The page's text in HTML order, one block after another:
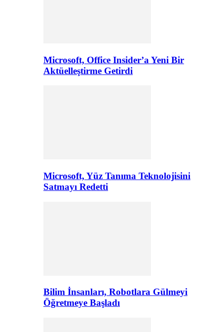
Microsoft, Office Insider’a Yeni Bir
Aktüelleştirme Getirdi
Microsoft, Yüz Tanıma Teknolojisini
Satmayı Redetti
Bilim İnsanları, Robotlara Gülmeyi
Öğretmeye Başladı